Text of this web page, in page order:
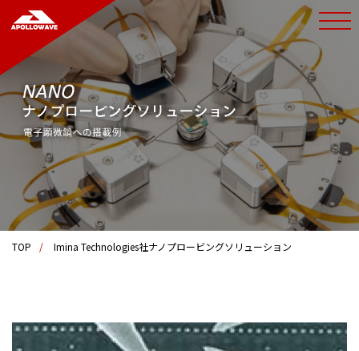
TOP Imina Technologies社ナノプロービングソリューション